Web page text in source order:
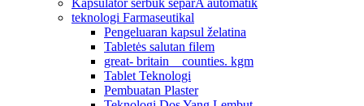
Kapsulator serbuk separA automatik
teknologi Farmaseutikal
Pengeluaran kapsul želatina
Tabletės salutan filem
great- britain _ counties. kgm
Tablet Teknologi
Pembuatan Plaster